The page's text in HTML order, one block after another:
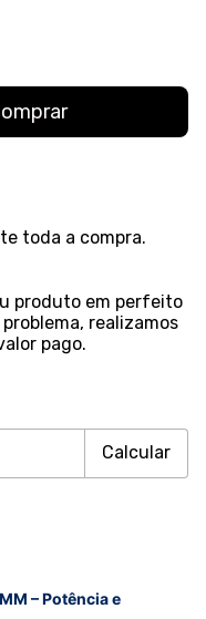
toda a compra.
produto em perfeito
realizamos
pago.
Calcular
– Potência e